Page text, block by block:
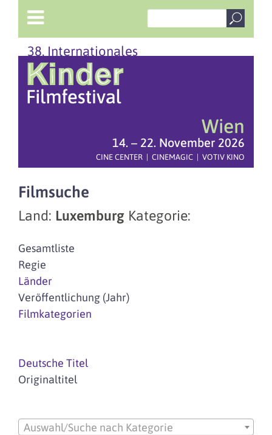
38. Internationales
Wien
14. – 22. November 2026
CINE CENTER | CINEMAGIC | VOTIV KINO
Filmsuche
Land: Luxemburg Kategorie:
Gesamtliste
Regie
Länder
Veröffentlichung (Jahr)
Filmkategorien
Deutsche Titel
Originaltitel
Auswahl/Suche nach Kategorie